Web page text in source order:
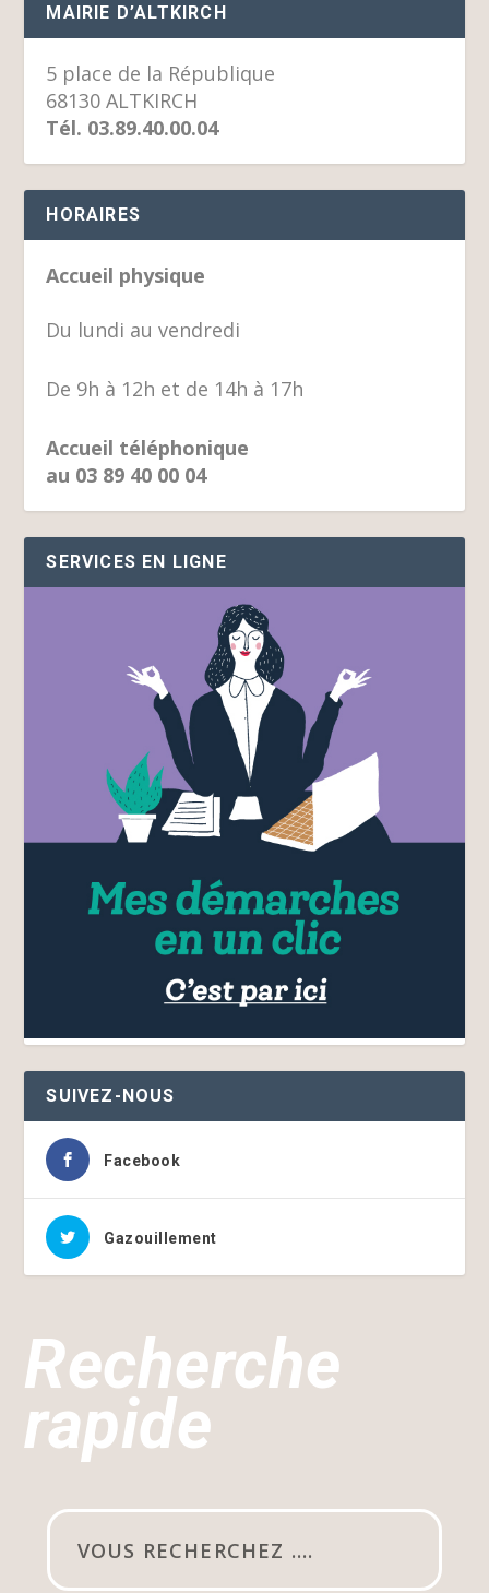
MAIRIE D’ALTKIRCH
5 place de la République
68130 ALTKIRCH
Tél. 03.89.40.00.04
HORAIRES
Accueil physique
Du lundi au vendredi
De 9h à 12h et de 14h à 17h
Accueil téléphonique
au 03 89 40 00 04
SERVICES EN LIGNE
SUIVEZ-NOUS
Facebook
Gazouillement
Recherche
rapide